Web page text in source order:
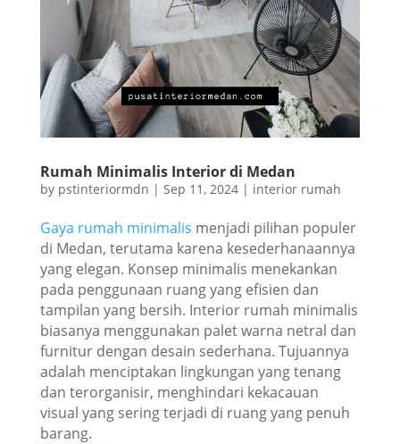
Rumah Minimalis Interior di Medan
by pstinteriormdn | Sep 11, 2024| interior rumah
Gaya rumah minimalis menjadi pilihan populer
di Medan, terutama karena kesederhanaannya
yang elegan. Konsep minimalis menekankan
pada penggunaan ruang yang efisien dan
tampilan yang bersih. Interior rumah minimalis
biasanya menggunakan palet warna netral dan
furnitur dengan desain sederhana. Tujuannya
adalah menciptakan lingkungan yang tenang
dan terorganisir, menghindari kekacauan
visual yang sering terjadi di ruang yang penuh
barang.